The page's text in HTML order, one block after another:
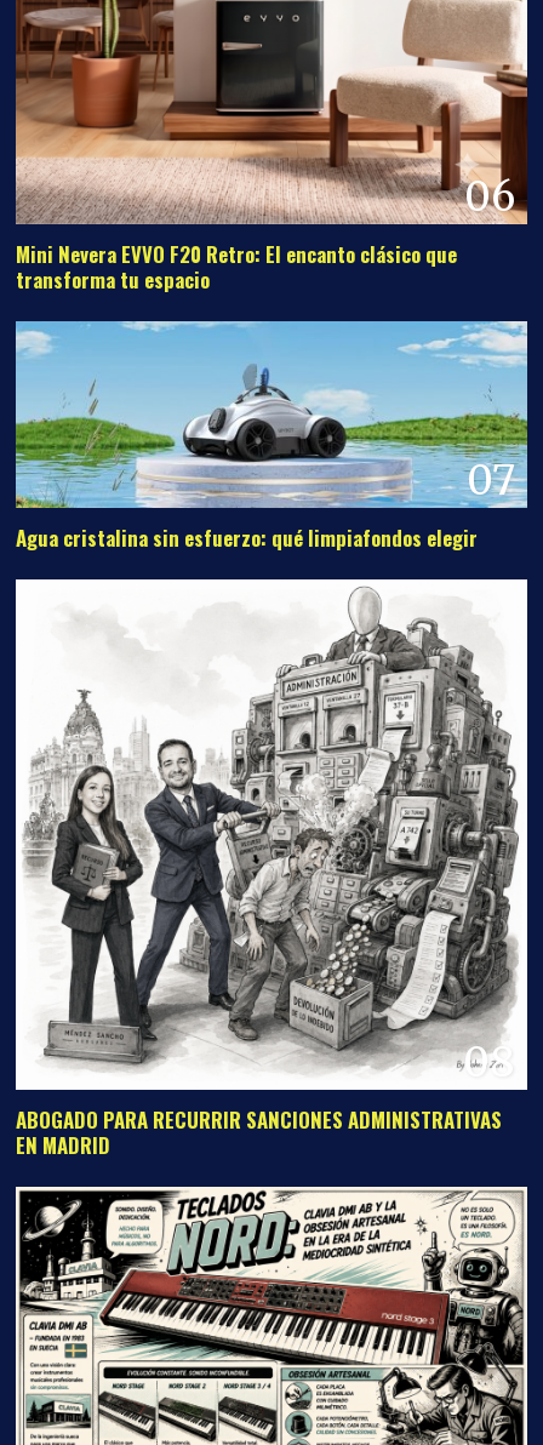
06
Mini Nevera EVVO F20 Retro: El encanto clásico que
transforma tu espacio
07
Agua cristalina sin esfuerzo: qué limpiafondos elegir
08
ABOGADO PARA RECURRIR SANCIONES ADMINISTRATIVAS
EN MADRID